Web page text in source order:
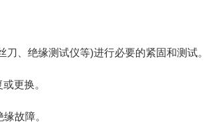
、绝缘测试仪等)进行必要的紧固和测试。
更换。
故障。